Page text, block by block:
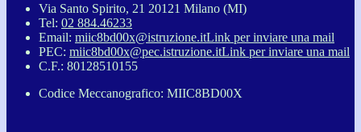
Via Santo Spirito, 21 20121 Milano (MI)
Tel: 02 884.46233
Email: miic8bd00x@istruzione.itLink per inviare una mail
PEC: miic8bd00x@pec.istruzione.itLink per inviare una mail
C.F.: 80128510155
Codice Meccanografico: MIIC8BD00X